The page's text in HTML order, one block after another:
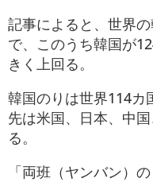
記事によると、世界
で、このうち韓国が
きく上回る。
韓国のりは世界114カ
先は米国、日本、中
る。
「両班（ヤンバン）